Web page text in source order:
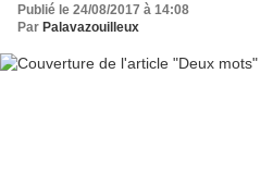
Publié le 24/08/2017 à 14:08
Par Palavazouilleux